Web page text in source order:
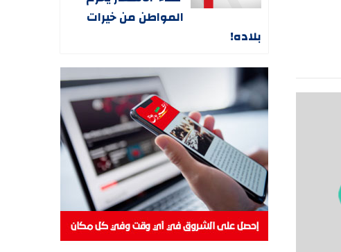
المواطن من خيرات
بلاده!